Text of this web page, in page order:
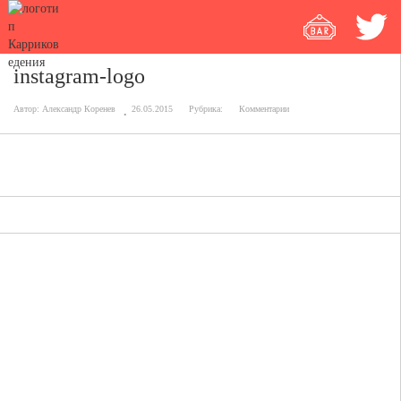
instagram-logo
Автор: Александр Коренев 26.05.2015 Рубрика: Комментарии